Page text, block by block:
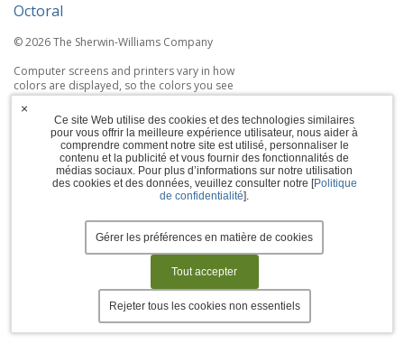
Octoral
© 2026 The Sherwin-Williams Company
Computer screens and printers vary in how
colors are displayed, so the colors you see
may not match the coating's actual color.
Terms of Use
Privacy Policy
Manage Cookies
Ce site Web utilise des cookies et des technologies similaires
pour vous offrir la meilleure expérience utilisateur, nous aider à
comprendre comment notre site est utilisé, personnaliser le
contenu et la publicité et vous fournir des fonctionnalités de
médias sociaux. Pour plus d’informations sur notre utilisation
des cookies et des données, veuillez consulter notre [Politique
de confidentialité].
Gérer les préférences en matière de cookies
Tout accepter
Rejeter tous les cookies non essentiels
×